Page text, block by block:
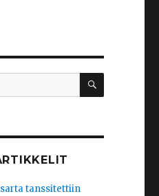
HAKU
tanssitettiin